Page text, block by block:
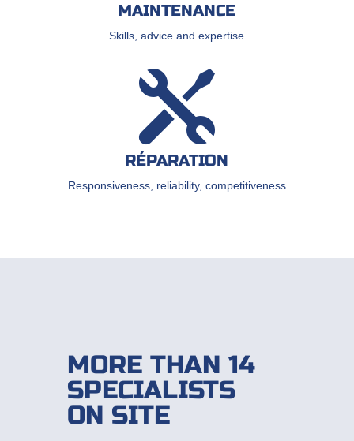
MAINTENANCE
Skills, advice and expertise

RÉPARATION
Responsiveness, reliability, competitiveness
MORE THAN 14
SPECIALISTS
ON SITE